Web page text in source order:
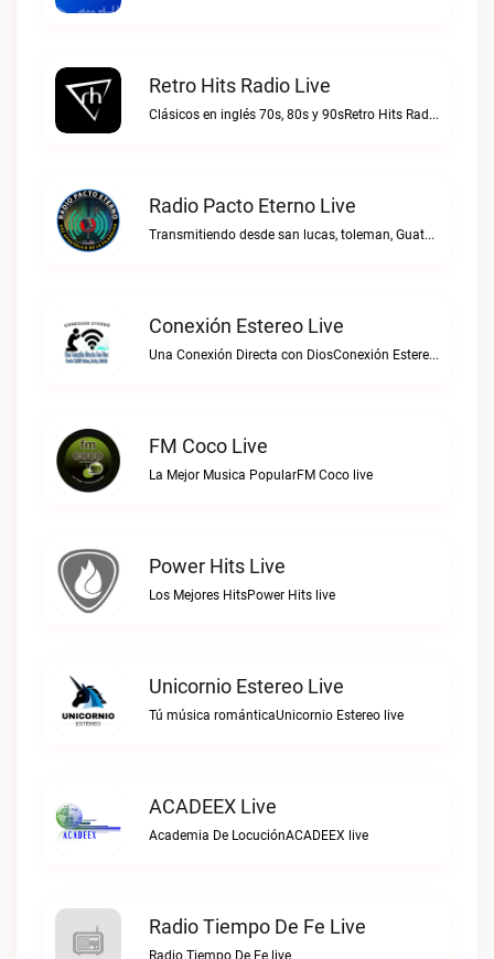
Retro Hits Radio Live
Clásicos en inglés 70s, 80s y 90sRetro Hits Radio live
Radio Pacto Eterno Live
Transmitiendo desde san lucas, toleman, Guatemala. Centro america.Radio Pacto Eterno live
Conexión Estereo Live
Una Conexión Directa con DiosConexión Estereo live
FM Coco Live
La Mejor Musica PopularFM Coco live
Power Hits Live
Los Mejores HitsPower Hits live
Unicornio Estereo Live
Tú música románticaUnicornio Estereo live
ACADEEX Live
Academia De LocuciónACADEEX live
Radio Tiempo De Fe Live
Radio Tiempo De Fe live